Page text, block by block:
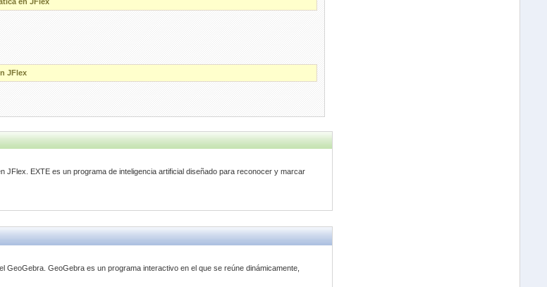
JFlex
JFlex. EXTE es un programa de inteligencia artificial diseñado para reconocer y marcar
GeoGebra. GeoGebra es un programa interactivo en el que se reúne dinámicamente,